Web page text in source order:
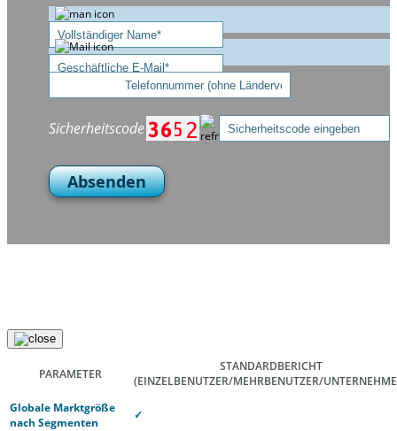
Sicherheitscode
Absenden
PARAMETER
STANDARDBERICHT
(EINZELBENUTZER/MEHRBENUTZER/
Globale Marktgröße
nach Segmenten
✓